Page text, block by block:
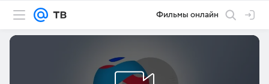
Фильмы онлайн